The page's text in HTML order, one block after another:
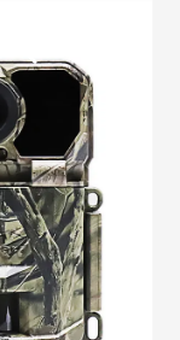
NHÀ
SẢN
PHẨM
VIDEO
ASIA
)
CO.,LTD.
All
Rights
Reserved.